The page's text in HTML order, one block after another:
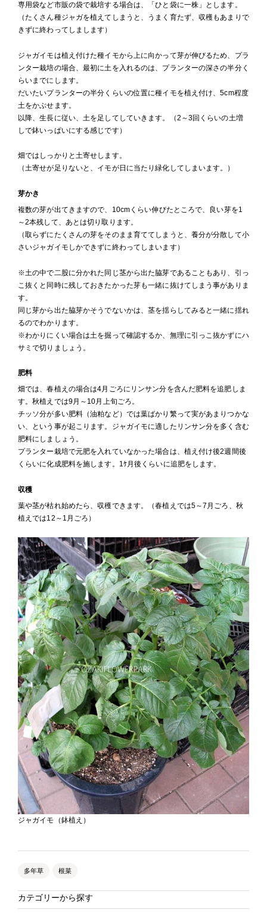
専用袋など市販の袋で栽培する場合は、「ひと袋に一株」とします。
（たくさん種ジャガを植えてしまうと、うまく育たず、収穫もあまりで
きずに終わってしまします）
ジャガイモは植え付けた種イモから上に向かって芽が伸びるため、プラ
ンター栽培の場合、最初に土を入れるのは、プランターの深さの半分く
らいまでにします。
だいたいプランターの半分くらいの位置に種イモを植え付け、5cm程度
土をかぶせます。
以降、生長に従い、土を足してしていきます。（2～3回くらいの土増
しで鉢いっぱいにする感じです）
畑ではしっかりと土寄せします。
（土寄せが足りないと、イモが日に当たり緑化してしまいます。）
芽かき
複数の芽が出てきますので、10cmくらい伸びたところで、良い芽を1
～2本残して、あとは切り取ります。
（取らずにたくさんの芽をそのまま育ててしまうと、養分が分散して小
さいジャガイモしかできずに終わってしまいます）
※土の中で二股に分かれた同じ茎から出た脇芽であることもあり、引っ
こ抜くと同時に残しておきたかった芽も一緒に抜けてしまう事がありま
す。
同じ芽から出た脇芽かそうでないかは、茎を揺らしてみると一緒に揺れ
るのでわかります。
※わかりにくい場合は土を掘って確認するか、無理に引っこ抜かずにハ
サミで切りましょう。
肥料
畑では、春植えの場合は4月ごろにリンサン分を含んだ肥料を追肥しま
す。秋植えでは9月～10月上旬ごろ。
チッソ分が多い肥料（油粕など）では葉ばかり繁って実があまりつかな
い、という事が起こります。ジャガイモに適したリンサン分を多く含む
肥料にしましょう。
プランター栽培で元肥を入れていなかった場合は、植え付け後2週間後
くらいに化成肥料を施します。1ｹ月後くらいに追肥をします。
収穫
葉や茎が枯れ始めたら、収穫できます。（春植えでは5～7月ごろ、秋
植えでは12～1月ごろ）
ジャガイモ（鉢植え）
多年草 根菜
カテゴリーから探す